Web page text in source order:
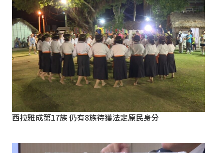
西拉雅成第17族 仍有8族待獲法定原民身分